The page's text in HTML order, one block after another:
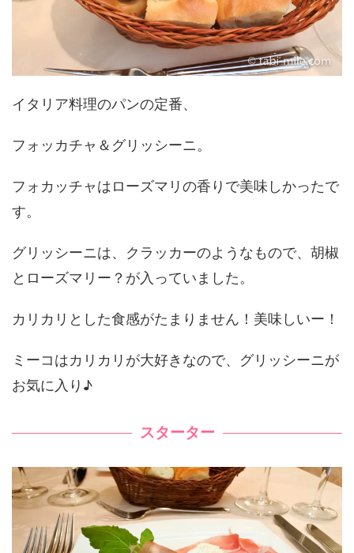
イタリア料理のパンの定番、
フォッカチャ＆グリッシーニ。
フォカッチャはローズマリの香りで美味しかったで
す。
グリッシーニは、クラッカーのようなもので、胡椒
とローズマリー？が入っていました。
カリカリとした食感がたまりません！美味しいー！
ミーコはカリカリが大好きなので、グリッシーニが
お気に入り♪
スターター